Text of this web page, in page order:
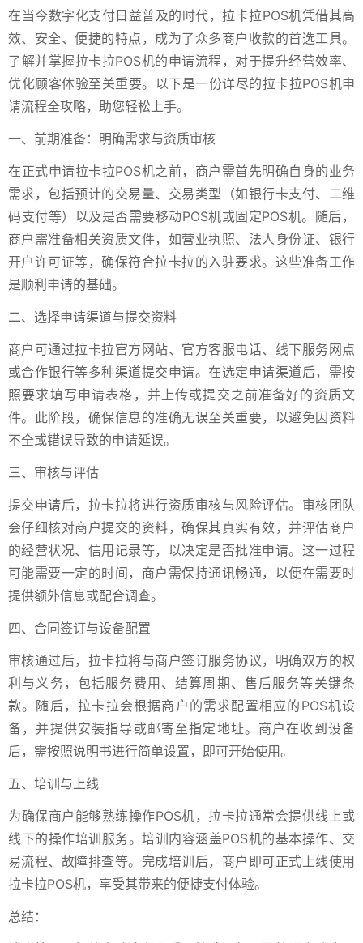
在当今数字化支付日益普及的时代，拉卡拉POS机凭借其高
效、安全、便捷的特点，成为了众多商户收款的首选工具。
了解并掌握拉卡拉POS机的申请流程，对于提升经营效率、
优化顾客体验至关重要。以下是一份详尽的拉卡拉POS机申
请流程全攻略，助您轻松上手。
一、前期准备：明确需求与资质审核
在正式申请拉卡拉POS机之前，商户需首先明确自身的业务
需求，包括预计的交易量、交易类型（如银行卡支付、二维
码支付等）以及是否需要移动POS机或固定POS机。随后，
商户需准备相关资质文件，如营业执照、法人身份证、银行
开户许可证等，确保符合拉卡拉的入驻要求。这些准备工作
是顺利申请的基础。
二、选择申请渠道与提交资料
商户可通过拉卡拉官方网站、官方客服电话、线下服务网点
或合作银行等多种渠道提交申请。在选定申请渠道后，需按
照要求填写申请表格，并上传或提交之前准备好的资质文
件。此阶段，确保信息的准确无误至关重要，以避免因资料
不全或错误导致的申请延误。
三、审核与评估
提交申请后，拉卡拉将进行资质审核与风险评估。审核团队
会仔细核对商户提交的资料，确保其真实有效，并评估商户
的经营状况、信用记录等，以决定是否批准申请。这一过程
可能需要一定的时间，商户需保持通讯畅通，以便在需要时
提供额外信息或配合调查。
四、合同签订与设备配置
审核通过后，拉卡拉将与商户签订服务协议，明确双方的权
利与义务，包括服务费用、结算周期、售后服务等关键条
款。随后，拉卡拉会根据商户的需求配置相应的POS机设
备，并提供安装指导或邮寄至指定地址。商户在收到设备
后，需按照说明书进行简单设置，即可开始使用。
五、培训与上线
为确保商户能够熟练操作POS机，拉卡拉通常会提供线上或
线下的操作培训服务。培训内容涵盖POS机的基本操作、交
易流程、故障排查等。完成培训后，商户即可正式上线使用
拉卡拉POS机，享受其带来的便捷支付体验。
总结：